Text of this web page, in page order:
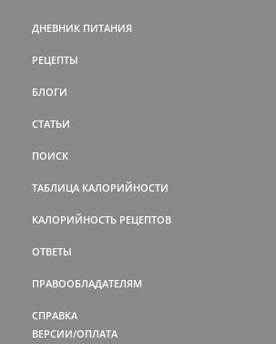
ДНЕВНИК ПИТАНИЯ
РЕЦЕПТЫ
БЛОГИ
СТАТЬИ
ПОИСК
ТАБЛИЦА КАЛОРИЙНОСТИ
КАЛОРИЙНОСТЬ РЕЦЕПТОВ
ОТВЕТЫ
ПРАВООБЛАДАТЕЛЯМ
СПРАВКА
ВЕРСИИ/ОПЛАТА